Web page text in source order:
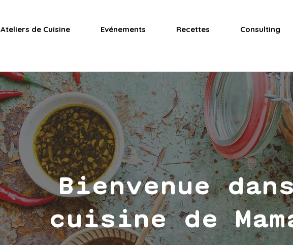
Ateliers de Cuisine Evénements Recettes Consulting
Bienvenue
cuisine de